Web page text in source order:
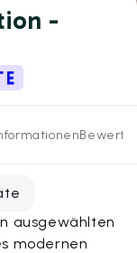
-
ausgewählten
modernen